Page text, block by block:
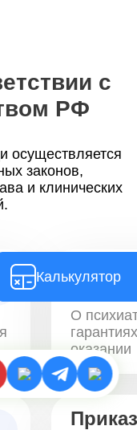
с
РФ
осуществляется
законов,
и клинических
3185-1
О
оказании
Приказ
Калькулятор